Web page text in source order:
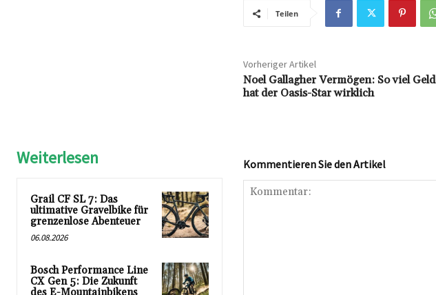
Teilen
Vorheriger Artikel
Noel Gallagher Vermögen: So viel Geld
hat der Oasis-Star wirklich
Weiterlesen
Grail CF SL 7: Das
ultimative Gravelbike für
grenzenlose Abenteuer
06.08.2026
Bosch Performance Line
CX Gen 5: Die Zukunft
Kommentieren Sie den Artikel